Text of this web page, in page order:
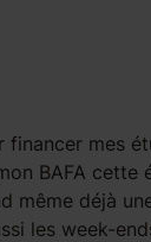
financer mes
BAFA cette
même déjà
les week-